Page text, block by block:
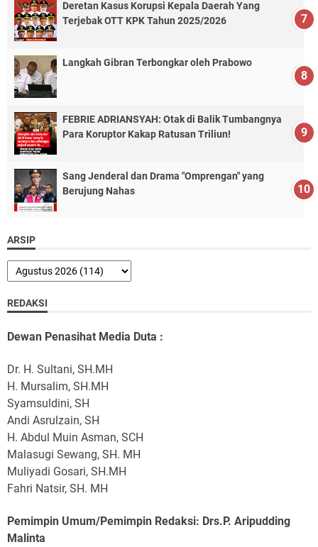
Deretan Kasus Korupsi Kepala Daerah Yang
Terjebak OTT KPK Tahun 2025/2026
Langkah Gibran Terbongkar oleh Prabowo
FEBRIE ADRIANSYAH: Otak di Balik Tumbangnya
Para Koruptor Kakap Ratusan Triliun!
Sang Jenderal dan Drama "Omprengan" yang
Berujung Nahas
ARSIP
REDAKSI
Dewan Penasihat Media Duta :
Dr. H. Sultani, SH.MH
H. Mursalim, SH.MH
Syamsuldini, SH
Andi Asrulzain, SH
H. Abdul Muin Asman, SCH
Malasugi Sewang, SH. MH
Muliyadi Gosari, SH.MH
Fahri Natsir, SH. MH
Pemimpin Umum/Pemimpin Redaksi: Drs.P. Aripudding
Malinta